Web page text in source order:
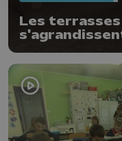
Les